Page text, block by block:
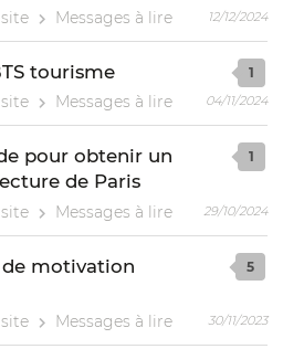
Messages à lire 12/12/2024
tourisme
Messages à lire
1
04/11/2024
pour obtenir un
de Paris
Messages à lire
1
29/10/2024
motivation
Messages à lire
5
30/11/2023